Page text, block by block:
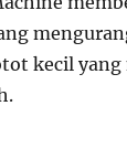
kecil yang